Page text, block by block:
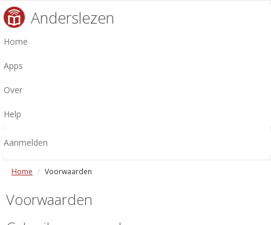
Anderslezen
Home
Apps
Over
Help
Aanmelden
Home Voorwaarden
Voorwaarden